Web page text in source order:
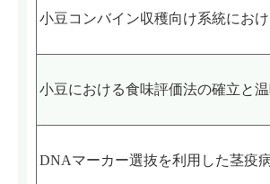
小豆コンバイン収穫向け系統にお
小豆における食味評価法の確立と
DNAマーカー選抜を利用した茎疫